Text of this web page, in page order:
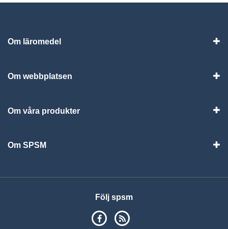
Om läromedel
Om webbplatsen
Om våra produkter
Om SPSM
Följ spsm
SPSM på Facebook